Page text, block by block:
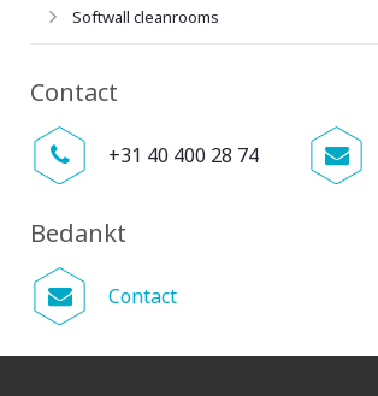
Softwall cleanrooms
Contact
+31 40 400 28 74
Bedankt
Contact